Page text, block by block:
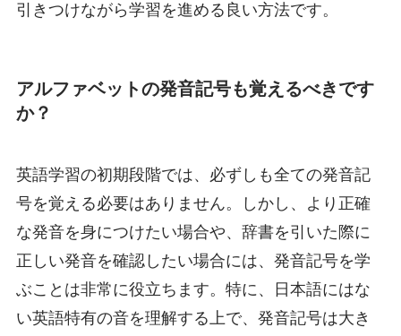
引きつけながら学習を進める良い方法です。
アルファベットの発音記号も覚えるべきです
か？
英語学習の初期段階では、必ずしも全ての発音記
号を覚える必要はありません。しかし、より正確
な発音を身につけたい場合や、辞書を引いた際に
正しい発音を確認したい場合には、発音記号を学
ぶことは非常に役立ちます。特に、日本語にはな
い英語特有の音を理解する上で、発音記号は大き